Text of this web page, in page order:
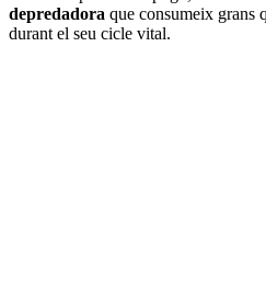
depredadora que consumeix grans
durant el seu cicle vital.